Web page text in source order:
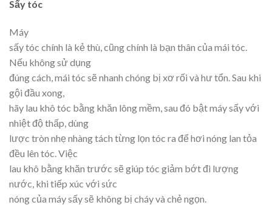
Sấy tóc
Máy
sấy tóc chính là kẻ thù, cũng chính là bạn thân của mái tóc.
Nếu không sử dụng
đúng cách, mái tóc sẽ nhanh chóng bị xơ rối và hư tổn. Sau khi
gội đầu xong,
hãy lau khô tóc bằng khăn lông mềm, sau đó bật máy sấy với
nhiệt độ thấp, dùng
lược tròn nhẹ nhàng tách từng lọn tóc ra để hơi nóng lan tỏa
đều lên tóc. Việc
lau khô bằng khăn trước sẽ giúp tóc giảm bớt đi lượng
nước, khi tiếp xúc với sức
nóng của máy sấy sẽ không bị cháy và chẻ ngọn.